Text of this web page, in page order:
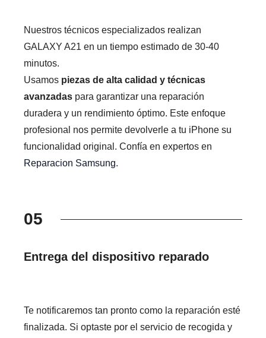
Nuestros técnicos especializados realizan
GALAXY A21 en un tiempo estimado de 30-40
minutos.
Usamos piezas de alta calidad y técnicas
avanzadas para garantizar una reparación
duradera y un rendimiento óptimo. Este enfoque
profesional nos permite devolverle a tu iPhone su
funcionalidad original. Confía en expertos en
Reparacion Samsung.
05
Entrega del dispositivo reparado
Te notificaremos tan pronto como la reparación esté
finalizada. Si optaste por el servicio de recogida y